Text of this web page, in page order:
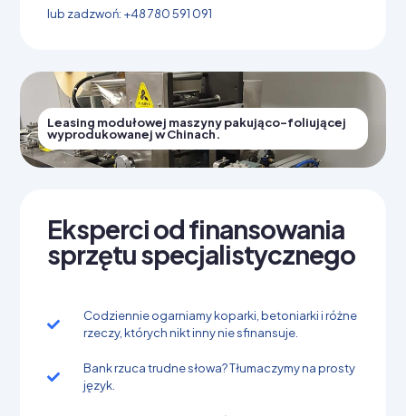
lub zadzwoń: +48 780 591 091
Leasing modułowej maszyny pakująco-foliującej
wyprodukowanej w Chinach.
Eksperci od finansowania
sprzętu specjalistycznego
Codziennie ogarniamy koparki, betoniarki i różne
rzeczy, których nikt inny nie sfinansuje.
Bank rzuca trudne słowa? Tłumaczymy na prosty
język.